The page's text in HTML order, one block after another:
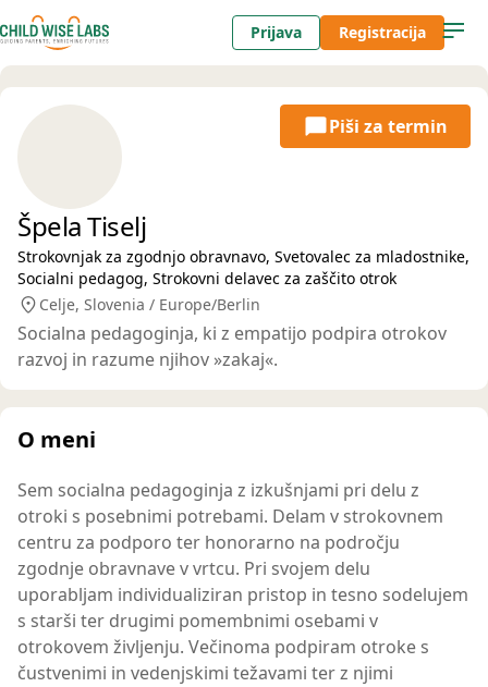
Prijava Registracija
Špela Tiselj
Strokovnjak za zgodnjo obravnavo, Svetovalec za mladostnike,
Socialni pedagog, Strokovni delavec za zaščito otrok
Celje, Slovenia / Europe/Berlin
Socialna pedagoginja, ki z empatijo podpira otrokov
razvoj in razume njihov »zakaj«.
Piši za termin
O meni
Sem socialna pedagoginja z izkušnjami pri delu z
otroki s posebnimi potrebami. Delam v strokovnem
centru za podporo ter honorarno na področju
zgodnje obravnave v vrtcu. Pri svojem delu
uporabljam individualiziran pristop in tesno sodelujem
s starši ter drugimi pomembnimi osebami v
otrokovem življenju. Večinoma podpiram otroke s
čustvenimi in vedenjskimi težavami ter z njimi